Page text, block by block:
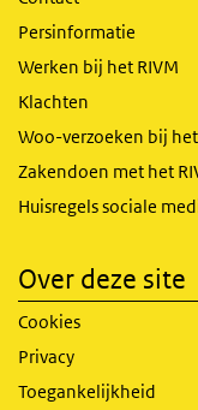
Persinformatie
Werken bij het RIVM
Klachten
Woo-verzoeken bij het
Zakendoen met het
Huisregels sociale
Over deze site
Cookies
Privacy
Toegankelijkheid